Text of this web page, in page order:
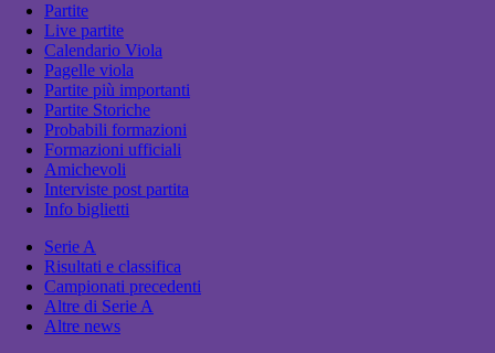
Partite
Live partite
Calendario Viola
Pagelle viola
Partite più importanti
Partite Storiche
Probabili formazioni
Formazioni ufficiali
Amichevoli
Interviste post partita
Info biglietti
Serie A
Risultati e classifica
Campionati precedenti
Altre di Serie A
Altre news